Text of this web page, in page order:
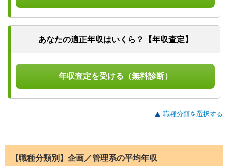
あなたの適正年収はいくら？【年収査定】
年収査定を受ける（無料診断）
職種分類を選択する
【職種分類別】企画／管理系の平均年収